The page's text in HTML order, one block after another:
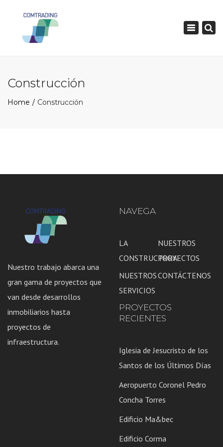
Toggle
Construcción
Home Construcción
Nuestro trabajo abarca una
gran gama de proyectos que
van desde desarrollos
inmobiliarios hasta
proyectos de
infraestructura.
NAVEGA
LA
CONSTRUCTORA
NUESTROS
PROYECTOS
NUESTROS
SERVICIOS
CONTÁCTENOS
PROYECTOS
RECIENTES
Iglesia de Jesucristo de los
Santos de los Últimos Días
Aeropuerto Coronel Pedro
Concha Torres
Edificio Ma&bec
Edificio Corma